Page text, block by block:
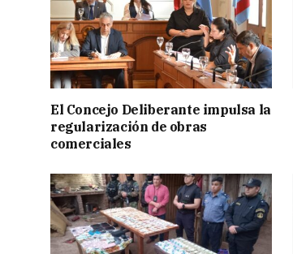
El Concejo Deliberante impulsa la
regularización de obras
comerciales